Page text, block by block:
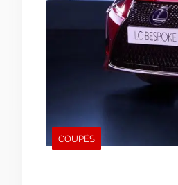
COUPÉS